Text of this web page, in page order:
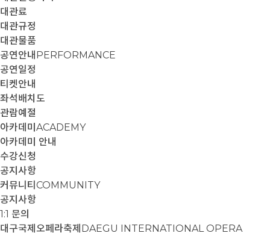
대관료
대관규정
대관물품
공연안내 PERFORMANCE
공연일정
티켓안내
좌석배치도
관람예절
아카데미 ACADEMY
아카데미 안내
수강신청
공지사항
커뮤니티 COMMUNITY
공지사항
1:1 문의
대구국제오페라축제 DAEGU INTERNATIONAL OPERA